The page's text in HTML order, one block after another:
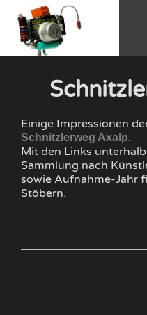
Einige Impressionen
Schnitzlerweg Axalp.
Mit den Links
Sammlung nach
sowie Aufnahme-Jahr
Stöbern.